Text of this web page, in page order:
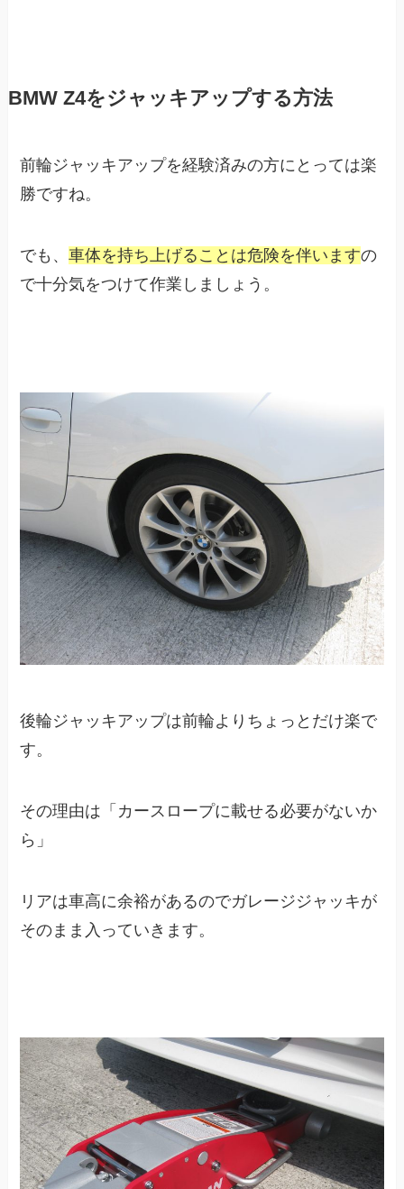
BMW Z4をジャッキアップする方法
前輪ジャッキアップを経験済みの方にとっては楽
勝ですね。
でも、車体を持ち上げることは危険を伴いますの
で十分気をつけて作業しましょう。
後輪ジャッキアップは前輪よりちょっとだけ楽で
す。
その理由は「カースロープに載せる必要がないか
ら」
リアは車高に余裕があるのでガレージジャッキが
そのまま入っていきます。